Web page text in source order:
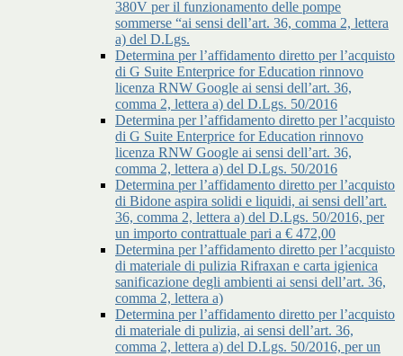
380V per il funzionamento delle pompe
sommerse “ai sensi dell’art. 36, comma 2, lettera
a) del D.Lgs.
Determina per l’affidamento diretto per l’acquisto
di G Suite Enterprice for Education rinnovo
licenza RNW Google ai sensi dell’art. 36,
comma 2, lettera a) del D.Lgs. 50/2016
Determina per l’affidamento diretto per l’acquisto
di G Suite Enterprice for Education rinnovo
licenza RNW Google ai sensi dell’art. 36,
comma 2, lettera a) del D.Lgs. 50/2016
Determina per l’affidamento diretto per l’acquisto
di Bidone aspira solidi e liquidi, ai sensi dell’art.
36, comma 2, lettera a) del D.Lgs. 50/2016, per
un importo contrattuale pari a € 472,00
Determina per l’affidamento diretto per l’acquisto
di materiale di pulizia Rifraxan e carta igienica
sanificazione degli ambienti ai sensi dell’art. 36,
comma 2, lettera a)
Determina per l’affidamento diretto per l’acquisto
di materiale di pulizia, ai sensi dell’art. 36,
comma 2, lettera a) del D.Lgs. 50/2016, per un